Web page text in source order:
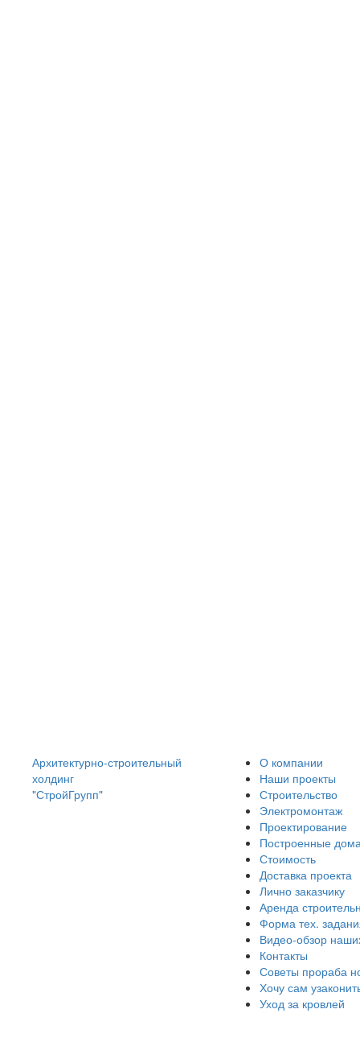
Архитектурно-строительный
холдинг
"СтройГрупп"
О компании
Наши проекты
Строительство
Электромонтаж
Проектирование
Построенные
Стоимость
Доставка проекта
Лично заказчику
Аренда
Форма тех.
Видео-обзор
Контакты
Советы прораба
Хочу сам
Уход за кровлей